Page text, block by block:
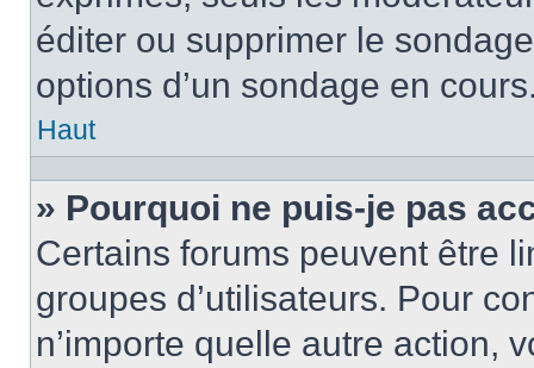
éditer ou supprimer le
options d’un sondage en
Haut
» Pourquoi ne puis-je pas
Certains forums peuvent être
groupes d’utilisateurs. Pour
n’importe quelle autre action,